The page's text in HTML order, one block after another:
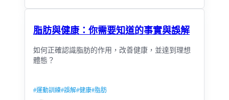
脂肪與健康：你需要知道的事實與誤解
如何正確認識脂肪的作用，改善健康，並達到理想
體態？
#運動訓練#誤解#健康#脂肪